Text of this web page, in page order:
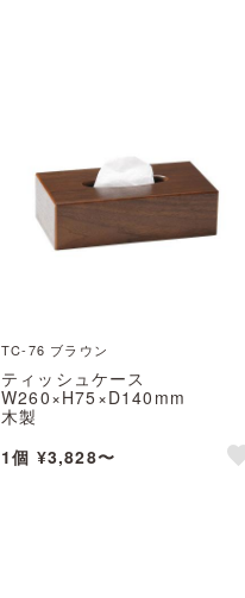
TC-76 ブラウン
ティッシュケース
W260×H75×D140mm
木製
1個 ¥3,828〜